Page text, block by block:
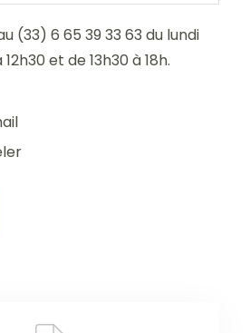
(33) 6 65 39 33 63 du lundi
et de 13h30 à 18h.